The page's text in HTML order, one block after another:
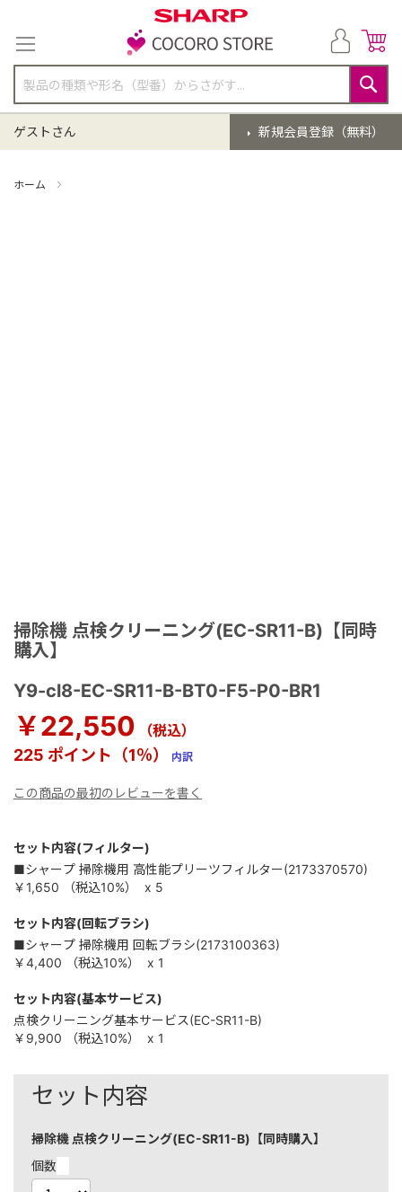
テ
ン
ツ
ス
キ
ッ
検
索
新規会員登録（無料）
ゲストさん
ホーム
掃除機 点検クリーニング(EC-SR11-B)【同時
購入】
Y9-cl8-EC-SR11-B-BT0-F5-P0-BR1
￥22,550 （税込）
225 ポイント（1％） 内訳
この商品の最初のレビューを書く
セット内容(フィルター)
■シャープ 掃除機用 高性能プリーツフィルター(2173370570)
￥1,650
（税込10%） x 5
セット内容(回転ブラシ)
■シャープ 掃除機用 回転ブラシ(2173100363)
￥4,400
（税込10%） x 1
セット内容(基本サービス)
点検クリーニング基本サービス(EC-SR11-B)
￥9,900
（税込10%） x 1
セット内容
掃除機 点検クリーニング(EC-SR11-B)【同時購入】
個数